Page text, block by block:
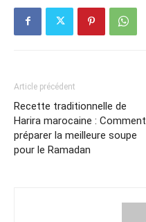
Article précédent
Recette traditionnelle de
Harira marocaine : Comment
préparer la meilleure soupe
pour le Ramadan